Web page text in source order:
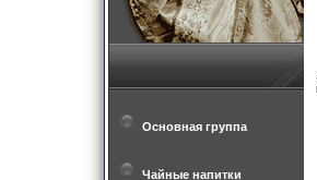
Основная группа
Чайные напитки